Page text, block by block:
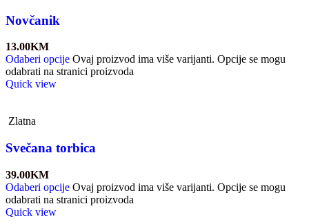
Novčanik
13.00KM
Odaberi opcije Ovaj proizvod ima više varijanti. Opcije se mogu
odabrati na stranici proizvoda
Quick view
Zlatna
Svečana torbica
39.00KM
Odaberi opcije Ovaj proizvod ima više varijanti. Opcije se mogu
odabrati na stranici proizvoda
Quick view